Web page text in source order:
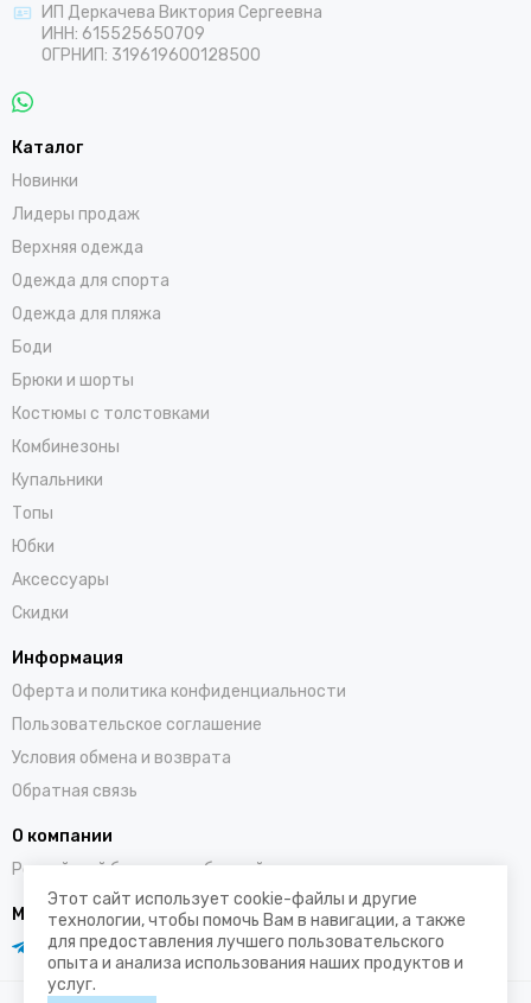
ИП Деркачева Виктория Сергеевна
ИНН: 615525650709
ОГРНИП: 319619600128500
Каталог
Новинки
Лидеры продаж
Верхняя одежда
Одежда для спорта
Одежда для пляжа
Боди
Брюки и шорты
Костюмы с толстовками
Комбинезоны
Купальники
Топы
Юбки
Аксессуары
Скидки
Информация
Оферта и политика конфиденциальности
Пользовательское соглашение
Условия обмена и возврата
Обратная связь
О компании
Российский бренд полюбившийся во всем мире
Мы в социальных сетях
Этот сайт использует cookie-файлы и другие
технологии, чтобы помочь Вам в навигации, а также
для предоставления лучшего пользовательского
опыта и анализа использования наших продуктов и
услуг.